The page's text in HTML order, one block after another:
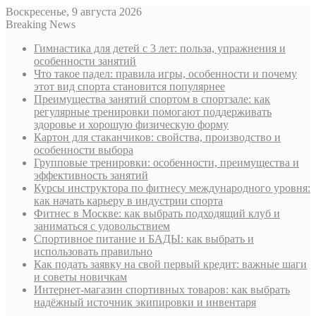
Воскресенье, 9 августа 2026
Breaking News
Гимнастика для детей с 3 лет: польза, упражнения и
особенности занятий
Что такое падел: правила игры, особенности и почему
этот вид спорта становится популярнее
Преимущества занятий спортом в спортзале: как
регулярные тренировки помогают поддерживать
здоровье и хорошую физическую форму
Картон для стаканчиков: свойства, производство и
особенности выбора
Групповые тренировки: особенности, преимущества и
эффективность занятий
Курсы инструктора по фитнесу международного уровня:
как начать карьеру в индустрии спорта
Фитнес в Москве: как выбрать подходящий клуб и
заниматься с удовольствием
Спортивное питание и БАДЫ: как выбрать и
использовать правильно
Как подать заявку на свой первый кредит: важные шаги
и советы новичкам
Интернет-магазин спортивных товаров: как выбрать
надёжный источник экипировки и инвентаря